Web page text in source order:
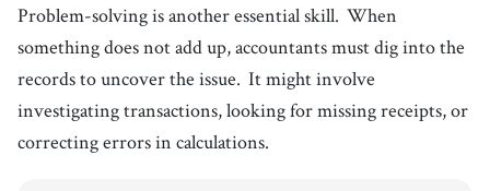
Problem-solving is another essential skill. When
something does not add up, accountants must dig into the
records to uncover the issue. It might involve
investigating transactions, looking for missing receipts, or
correcting errors in calculations.